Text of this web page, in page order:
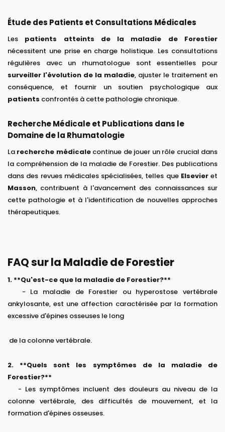
Étude des Patients et Consultations Médicales
Les patients atteints de la maladie de Forestier
nécessitent une prise en charge holistique. Les consultations
régulières avec un rhumatologue sont essentielles pour
surveiller l'évolution de la maladie, ajuster le traitement en
conséquence, et fournir un soutien psychologique aux
patients confrontés à cette pathologie chronique.
Recherche Médicale et Publications dans le
Domaine de la Rhumatologie
La recherche médicalecontinue de jouer un rôle crucial dans
la compréhension de la maladie de Forestier. Des publications
dans des revues médicales spécialisées, telles que Elsevieret
Masson, contribuent à l'avancement des connaissances sur
cette pathologie et à l'identification de nouvelles approches
thérapeutiques.
FAQ sur la Maladie de Forestier
1. **Qu'est-ce que la maladie de Forestier?**
- La maladie de Forestier ou hyperostose vertébrale
ankylosante, est une affection caractérisée par la formation
excessive d'épines osseuses le long
de la colonne vertébrale.
2. **Quels sont les symptômes de la maladie de
Forestier?**
- Les symptômes incluent des douleurs au niveau de la
colonne vertébrale, des difficultés de mouvement, et la
formation d'épines osseuses.